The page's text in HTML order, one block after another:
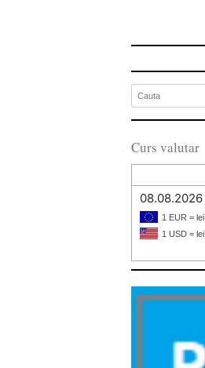
Curs valutar
08.08.2026
1 EUR = lei
1 USD = lei